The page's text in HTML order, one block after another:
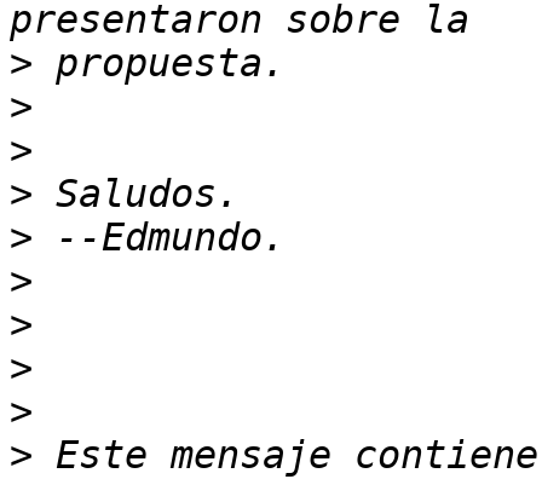
>
>
>
>
>
>
>
>
>
> Este mensaje